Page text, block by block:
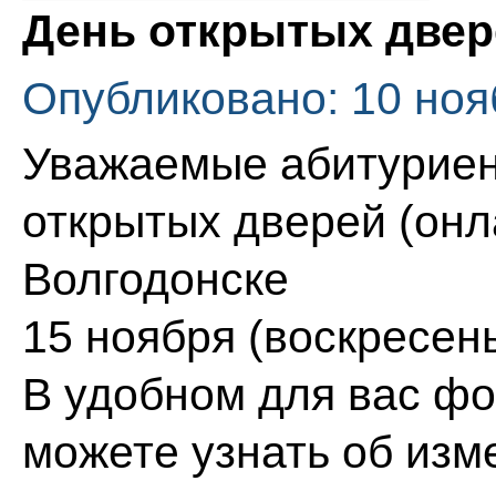
День открытых
Опубликовано: 10
Уважаемые
открытых дверей
Волгодонске
15 ноября
В удобном для вас
можете узнать об